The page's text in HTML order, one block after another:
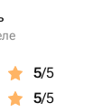
5/5
5/5